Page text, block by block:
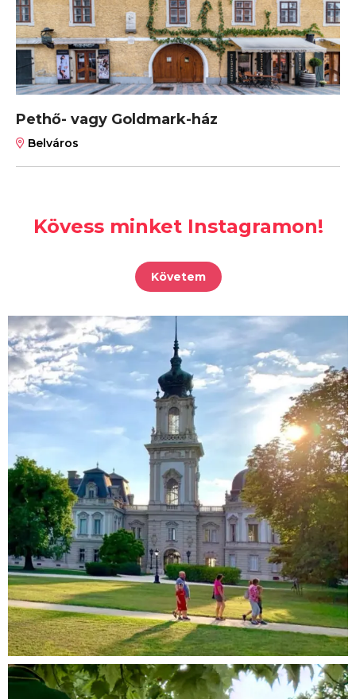
Pethő- vagy Goldmark-ház
Belváros
Kövess minket Instagramon!
Követem